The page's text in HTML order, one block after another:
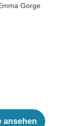
Gorge
ansehen